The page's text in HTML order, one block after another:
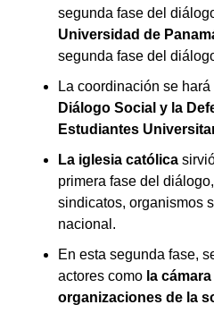
segunda fase del
Universidad de
segunda fase del
La coordinación se hará
Diálogo Social y la
Estudiantes
La iglesia católica
primera fase del
sindicatos, organismos
nacional.
En esta segunda fase,
actores como la
organizaciones de la